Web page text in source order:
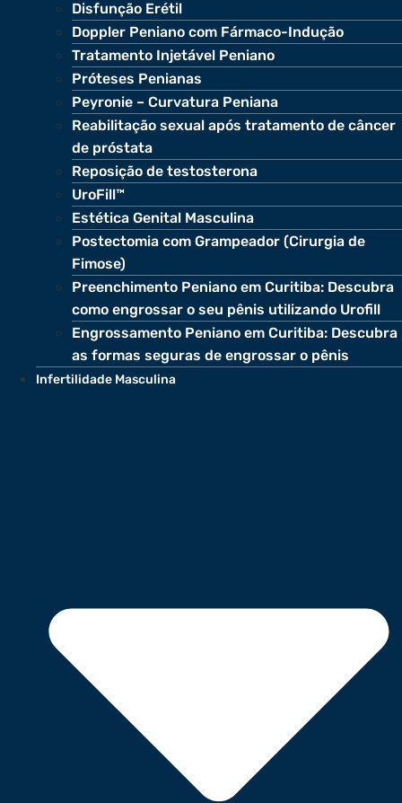
Disfunção Erétil
Doppler Peniano com Fármaco-Indução
Tratamento Injetável Peniano
Próteses Penianas
Peyronie – Curvatura Peniana
Reabilitação sexual após tratamento de câncer
de próstata
Reposição de testosterona
UroFill™
Estética Genital Masculina
Postectomia com Grampeador (Cirurgia de
Fimose)
Preenchimento Peniano em Curitiba: Descubra
como engrossar o seu pênis utilizando Urofill
Engrossamento Peniano em Curitiba: Descubra
as formas seguras de engrossar o pênis
Infertilidade Masculina